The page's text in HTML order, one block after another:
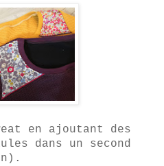
en ajoutant des
dans un second